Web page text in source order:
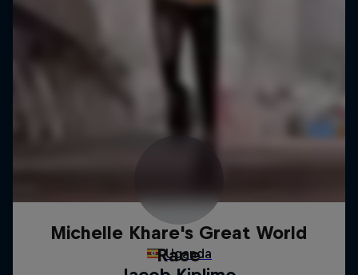
Michelle Khare's Great World
Race